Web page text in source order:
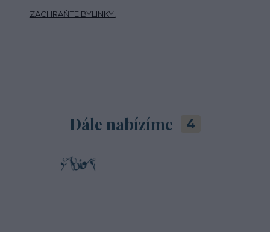
ZACHRAŇTE BYLINKY!
Dále nabízíme 4